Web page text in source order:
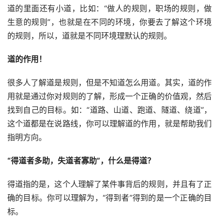
道的里面还有小道，比如：“做人的规则，职场的规则，做
生意的规则”，也就是在不同的环境，你要去了解这个环境
的规则，所以，道就是不同环境理默认的规则。
道的作用！
很多人了解道是规则，但是不知道怎么用道。其实，道的作
用就是通过你对规则的了解，形成一个正确的价值观，然后
找到自己的目标。如：“道路、山道、跑道、隧道、绕道”，
这个道都是在说路线，你可以理解道的作用，就是帮助我们
指明方向。
“得道者多助，失道者寡助”，什么是得道？
得道指的是，这个人理解了某件事背后的规则，并且有了正
确的目标。你可以理解为，“得到者”得到的是一个正确的目
标。